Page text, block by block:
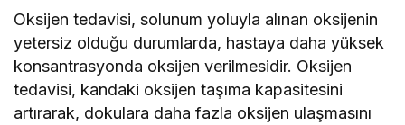
Oksijen tedavisi, solunum yoluyla alınan oksijenin
yetersiz olduğu durumlarda, hastaya daha yüksek
konsantrasyonda oksijen verilmesidir. Oksijen
tedavisi, kandaki oksijen taşıma kapasitesini
artırarak, dokulara daha fazla oksijen ulaşmasını